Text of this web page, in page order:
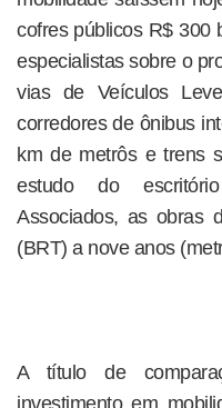
cofres públicos R$ 300
especialistas sobre o
vias de Veículos
corredores de ônibus
km de metrôs e trens
estudo do
Associados, as obras
(BRT) a nove anos
A título de
investimento em